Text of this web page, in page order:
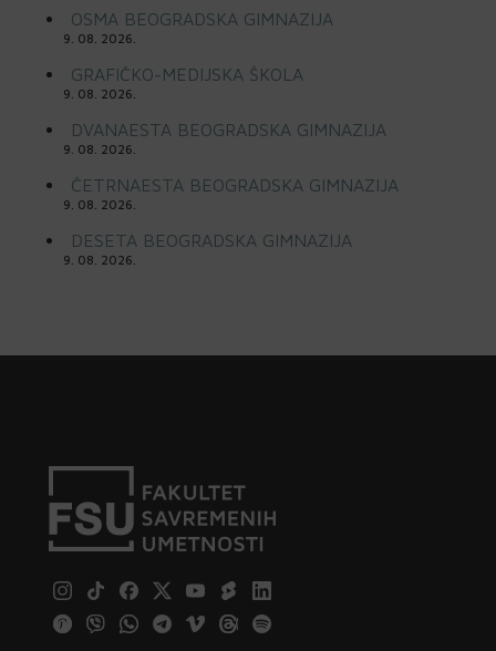
OSMA BEOGRADSKA GIMNAZIJA
9. 08. 2026.
GRAFIČKO-MEDIJSKA ŠKOLA
9. 08. 2026.
DVANAESTA BEOGRADSKA GIMNAZIJA
9. 08. 2026.
ČETRNAESTA BEOGRADSKA GIMNAZIJA
9. 08. 2026.
DESETA BEOGRADSKA GIMNAZIJA
9. 08. 2026.